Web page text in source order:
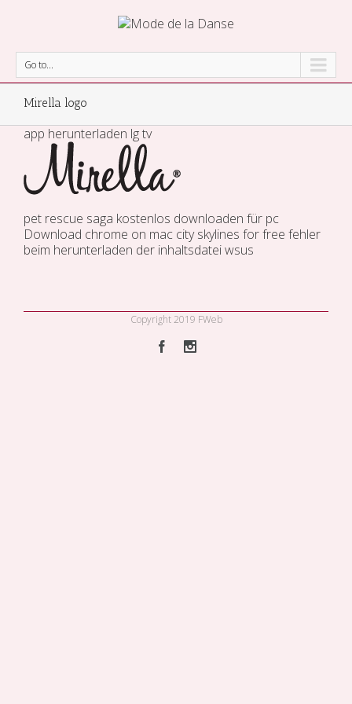
Go to...
Mirella logo
app herunterladen lg tv
pet rescue saga kostenlos downloaden für pc
Download chrome on mac city skylines for free fehler
beim herunterladen der inhaltsdatei wsus
Copyright 2019 FWeb